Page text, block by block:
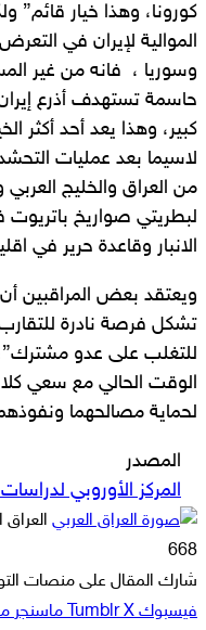
كورونا، وهذا خيار قائم”
الموالية لإيران في
وسوريا ، فانه من غير
حاسمة تستهدف أذرع
كبير، وهذا يعد أحد أكثر
لاسيما بعد عمليات
من العراق والخليج
لبطريتي صواريخ
الانبار وقاعدة حرير في
ويعتقد بعض المراقبين
تشكل فرصة نادرة
للتغلب على عدو مشترك”،
الوقت الحالي مع سعي كلا
لحماية مصالحهما
المصدر
المركز الأوروبي
العراق
668
شارك المقال على منصات
فيسبوك ‫X ماسنجر